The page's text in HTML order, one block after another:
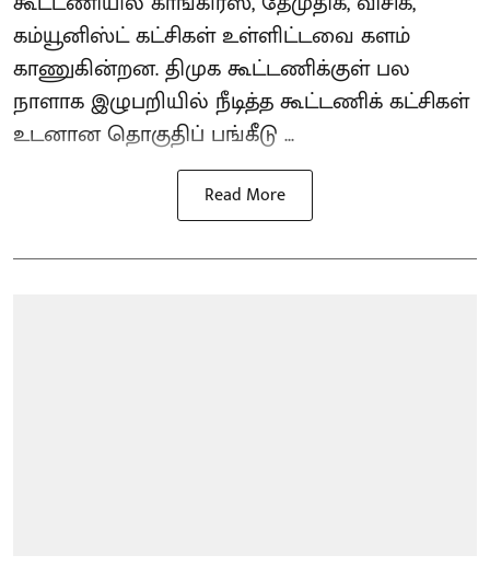
கம்யூனிஸ்ட் கட்சிகள் உள்ளிட்டவை களம்
காணுகின்றன. திமுக கூட்டணிக்குள் பல
நாளாக இழுபறியில் நீடித்த கூட்டணிக் கட்சிகள்
உடனான தொகுதிப் பங்கீடு ...
Read More